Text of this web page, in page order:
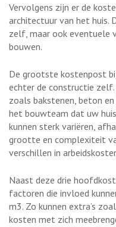
Vervolgens zijn er de
architectuur van het
zelf, maar ook eventuele
bouwen.
De grootste kostenpost
echter de constructie
zoals bakstenen, beton
het bouwteam dat uw
kunnen sterk variëren,
grootte en complexiteit
verschillen in
Naast deze drie
factoren die invloed
m3. Zo kunnen extra’s
kosten met zich